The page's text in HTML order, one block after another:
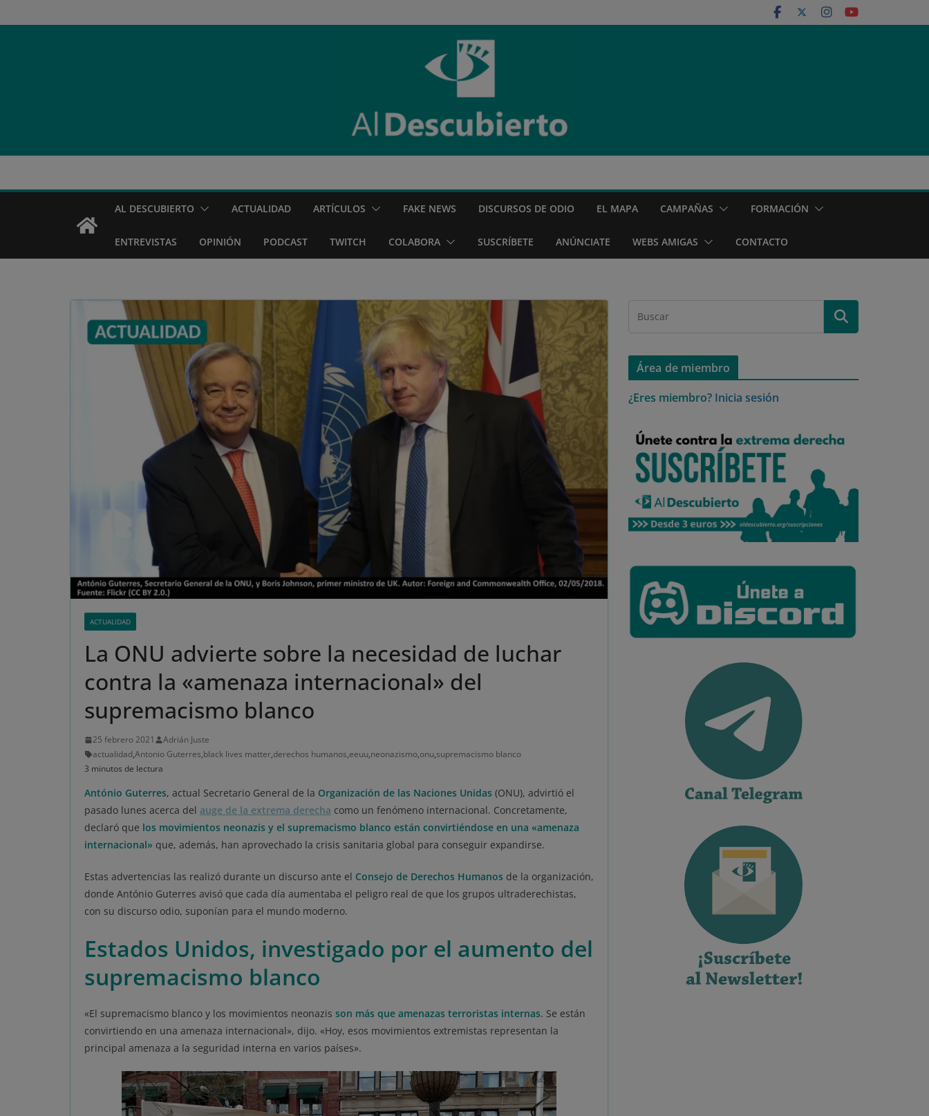
al
AL DESCUBIERTO ACTUALIDAD ARTÍCULOS FAKE NEWS DISCURSOS DE ODIO EL MAPA CAMPAÑAS FORMACIÓN
ENTREVISTAS OPINIÓN PODCAST TWITCH COLABORA SUSCRÍBETE ANÚNCIATE WEBS AMIGAS CONTACTO
ACTUALIDAD
La ONU advierte sobre la necesidad de luchar
contra la «amenaza internacional» del
supremacismo blanco
25 febrero 2021
Adrián Juste
actualidad,Antonio Guterres,black lives matter,derechos humanos,eeuu,neonazismo,onu,supremacismo blanco
3 minutos de lectura
António Guterres, actual Secretario General de la Organización de las Naciones Unidas (ONU), advirtió el
pasado lunes acerca del auge de la extrema derecha como un fenómeno internacional. Concretamente,
declaró que los movimientos neonazis y el supremacismo blanco están convirtiéndose en una «amenaza
internacional» que, además, han aprovechado la crisis sanitaria global para conseguir expandirse.
Estas advertencias las realizó durante un discurso ante el Consejo de Derechos Humanos de la organización,
donde António Guterres avisó que cada día aumentaba el peligro real de que los grupos ultraderechistas,
con su discurso odio, suponían para el mundo moderno.
Estados Unidos, investigado por el aumento del
supremacismo blanco
«El supremacismo blanco y los movimientos neonazis son más que amenazas terroristas internas. Se están
convirtiendo en una amenaza internacional», dijo. «Hoy, esos movimientos extremistas representan la
principal amenaza a la seguridad interna en varios países».
Área de miembro
¿Eres miembro? Inicia sesión